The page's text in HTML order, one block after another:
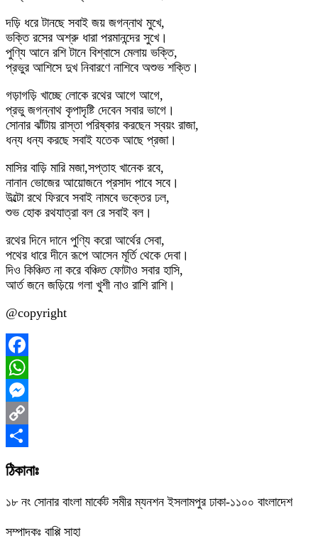
দড়ি ধরে টানছে সবাই জয় জগন্নাথ মুখে,
ভক্তি রসের অশ্রু ধারা পরমানন্দের সুখে।
পুণ্যি আনে রশি টানে বিশ্বাসে মেলায় ভক্তি,
প্রভুর আশিসে দুখ নিবারণে নাশিবে অশুভ শক্তি।
গড়াগড়ি খাচ্ছে লোকে রথের আগে আগে,
প্রভু জগন্নাথ কৃপাদৃষ্টি দেবেন সবার ভাগে।
সোনার ঝাঁটায় রাস্তা পরিষ্কার করছেন স্বয়ং রাজা,
ধন্য ধন্য করছে সবাই যতেক আছে প্রজা।
মাসির বাড়ি মারি মজা,সপ্তাহ খানেক রবে,
নানান ভোজের আয়োজনে প্রসাদ পাবে সবে।
উল্টো রথে ফিরবে সবাই নামবে ভক্তের ঢল,
শুভ হোক রথযাত্রা বল রে সবাই বল।
রথের দিনে দানে পুণ্যি করো আর্থের সেবা,
পথের ধারে দীনে রূপে আসেন মূর্তি থেকে দেবা।
দিও কিঞ্চিত না করে বঞ্চিত ফোটাও সবার হাসি,
আর্ত জনে জড়িয়ে গলা খুশী নাও রাশি রাশি।
@copyright
Facebook
WhatsApp
Messenger
Copy
Link
Share
ঠিকানাঃ
১৮ নং সোনার বাংলা মার্কেট সমীর ম্যনশন ইসলামপুর ঢাকা-১১০০ বাংলাদেশ
সম্পাদকঃ বাপ্পি সাহা